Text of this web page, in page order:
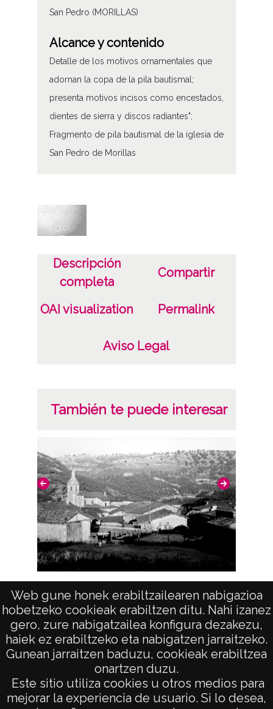
Web gune honek erabiltzailearen nabigazioa
hobetzeko cookieak erabiltzen ditu. Nahi izanez
gero, zure nabigatzailea konfigura dezakezu,
haiek ez erabiltzeko eta nabigatzen jarraitzeko.
Gunean jarraitzen baduzu, cookieak erabiltzea
onartzen duzu.
Este sitio utiliza cookies u otros medios para
mejorar la experiencia de usuario. Si lo desea,
San Pedro (MORILLAS)
Alcance y contenido
Detalle de los motivos ornamentales que
adornan la copa de la pila bautismal;
presenta motivos incisos como encestados,
dientes de sierra y discos radiantes";
Fragmento de pila bautismal de la iglesia de
San Pedro de Morillas
Características del soporte
Plata;
B/N;
Fecha
Morillas
Notas
Nº de identificación: 8478 Positivo original:
8478;
Signaturas: Copia digital: ATHA-DAF-GUE-
8478;
Licencia de las imágenes
CC BY-NC-SA 4.0
Descripción
completa
Compartir
OAI visualization Permalink
Aviso Legal
También te puede interesar
Vista (MAESTU)
AVISO LEGAL
POLÍTICA DE PRIVACIDAD